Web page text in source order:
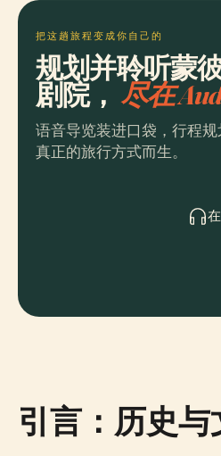
把这趟旅程变成你自己的
规划并聆听蒙
剧院， 尽在
语音导览装进口袋，行程
真正的旅行方式而生。
引言：历史